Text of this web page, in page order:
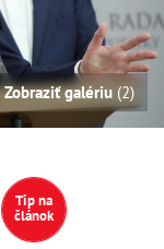
Zobraziť galériu (2)
Tip na
článok